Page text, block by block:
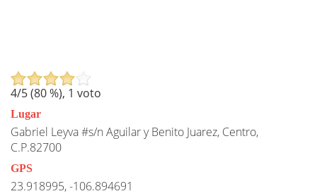
4/5 (80%), 1 voto
Lugar
Gabriel Leyva #s/n Aguilar y Benito Juarez, Centro,
C.P.82700
GPS
23.918995, -106.894691